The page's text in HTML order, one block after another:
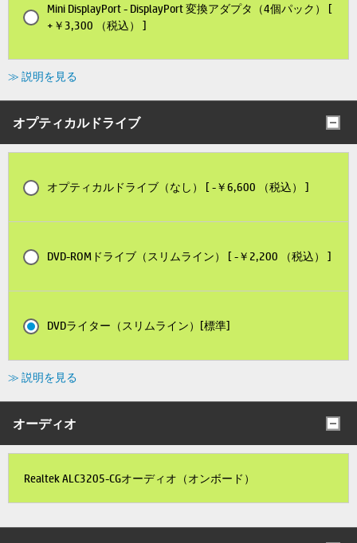
Mini DisplayPort - DisplayPort 変換アダプタ（4個パック） [
+￥3,300 （税込） ]
≫ 説明を見る
オプティカルドライブ
オプティカルドライブ（なし） [ -￥6,600 （税込） ]
DVD-ROMドライブ（スリムライン） [ -￥2,200 （税込） ]
DVDライター（スリムライン）[標準]
≫ 説明を見る
オーディオ
Realtek ALC3205-CGオーディオ（オンボード）